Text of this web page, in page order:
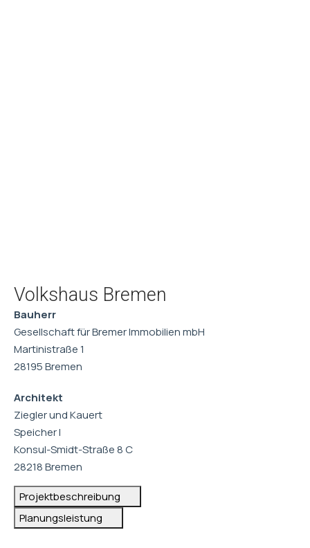
Volkshaus Bremen
Bauherr
Gesellschaft für Bremer Immobilien mbH
Martinistraße 1
28195 Bremen
Architekt
Ziegler und Kauert
Speicher I
Konsul-Smidt-Straße 8 C
28218 Bremen
Projektbeschreibung
Planungsleistung